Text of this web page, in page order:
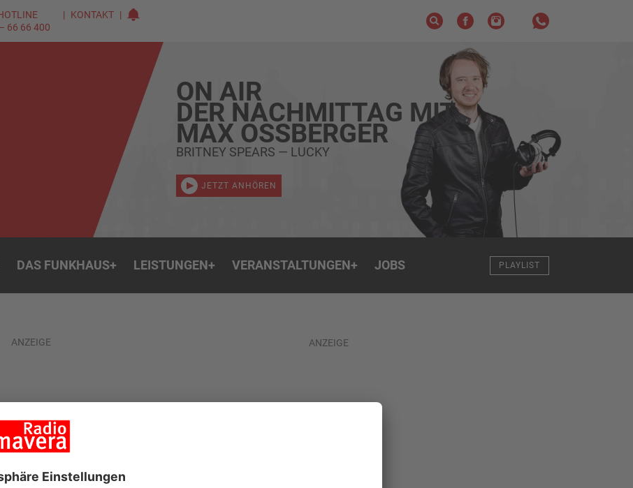
66 66 400
KONTAKT
ON AIR
DER NACHMITTAG MIT
MAX OSSBERGER
BRITNEY SPEARS — LUCKY
JETZT ANHÖREN
DAS FUNKHAUS+ LEISTUNGEN+ VERANSTALTUNGEN+ JOBS PLAYLIST
ANZEIGE
von Auto
verletzt
ANZEIGE